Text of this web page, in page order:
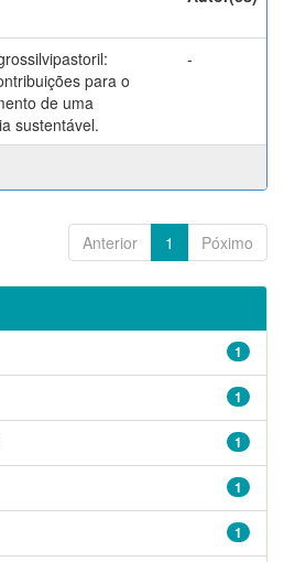
para o
de uma
sustentável.
-
Anterior 1 Póximo
1
1
1
1
1